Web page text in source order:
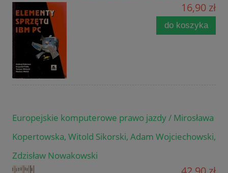
16,90 zł
do koszyka
Europejskie komputerowe prawo jazdy / Mirosława
Kopertowska, Witold Sikorski, Adam Wojciechowski,
Zdzisław Nowakowski